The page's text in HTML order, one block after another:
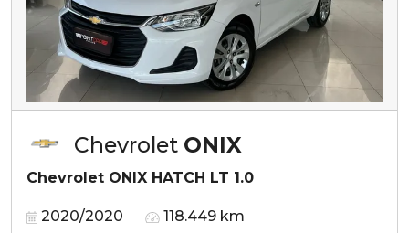
Chevrolet ONIX
Chevrolet ONIX HATCH LT 1.0
2020/2020 118.449 km